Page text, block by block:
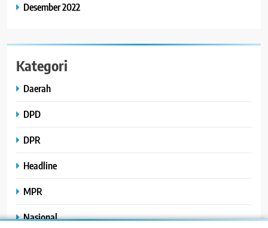
Desember 2022
Kategori
Daerah
DPD
DPR
Headline
MPR
Nasional